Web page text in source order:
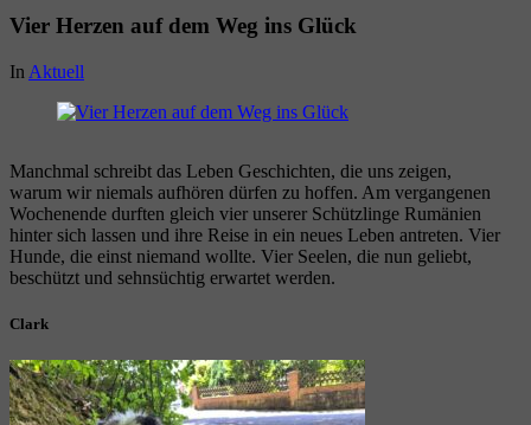
Vier Herzen auf dem Weg ins Glück
In Aktuell
Manchmal schreibt das Leben Geschichten, die uns zeigen,
warum wir niemals aufhören dürfen zu hoffen. Am vergangenen
Wochenende durften gleich vier unserer Schützlinge Rumänien
hinter sich lassen und ihre Reise in ein neues Leben antreten. Vier
Hunde, die einst niemand wollte. Vier Seelen, die nun geliebt,
beschützt und sehnsüchtig erwartet werden.
Clark